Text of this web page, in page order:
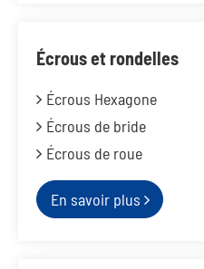
Écrous et rondelles
Écrous Hexagone
Écrous de bride
Écrous de roue
En savoir plus